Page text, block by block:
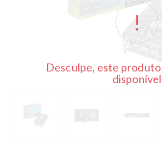
Desculpe, este produto
disponível